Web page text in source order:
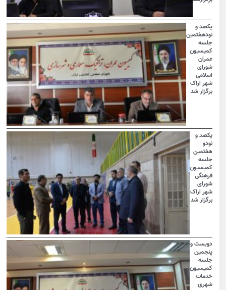
یکصد و
نودهفتمین
جلسه
کمیسیون
عمران
شورای
اسلامی
شهر اراک
برگزار شد
یکصد و
نودو
هفتمین
جلسه
کمیسیون
فرهنگی
شورای
شهر اراک
برگزار شد
دویست و
پنجمین
جلسه
کمیسیون
خدمات
شهری